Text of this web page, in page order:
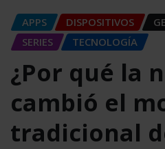
APPS DISPOSITIVOS
SERIES
TECNOLOGÍA
¿Por qué la
cambió el
tradicional